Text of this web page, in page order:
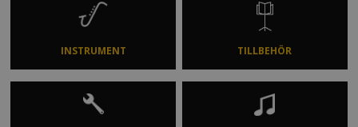
INSTRUMENT TILLBEHÖR